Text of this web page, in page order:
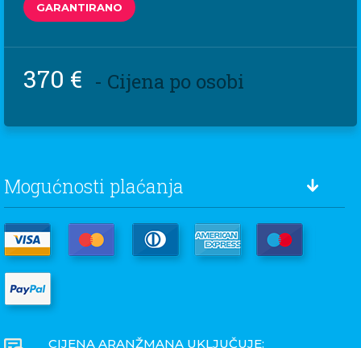
GARANTIRANO
370 € - Cijena po osobi
Mogućnosti plaćanja
CIJENA ARANŽMANA UKLJUČUJE: